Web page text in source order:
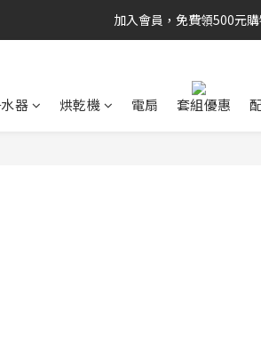
加入會員，免費領500元
器 烘乾機 電扇 套組優惠